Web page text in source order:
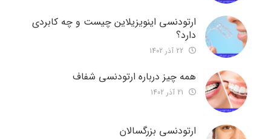
ارتودنسی اینویزیلاین چیست و چه کابردی
دارد؟
همه چیز درباره ارتودنسی شفاف
ارتودنسی بزرگسالان